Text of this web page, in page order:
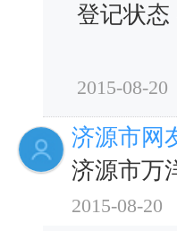
登记状态
2015-08-20
济源市网
济源市万
2015-08-20